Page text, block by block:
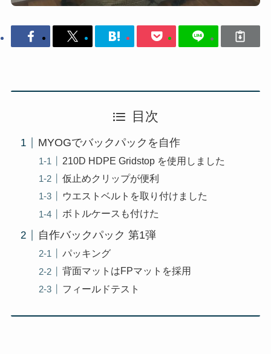
目次
MYOGでバックパックを自作
210D HDPE Gridstop を使用しました
仮止めクリップが便利
ウエストベルトを取り付けました
ボトルケースも付けた
自作バックパック 第1弾
パッキング
背面マットはFPマットを採用
フィールドテスト